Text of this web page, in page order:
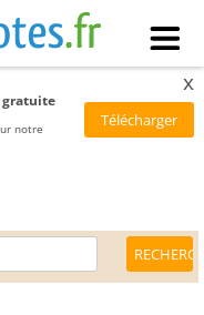
gratuite
notre
x